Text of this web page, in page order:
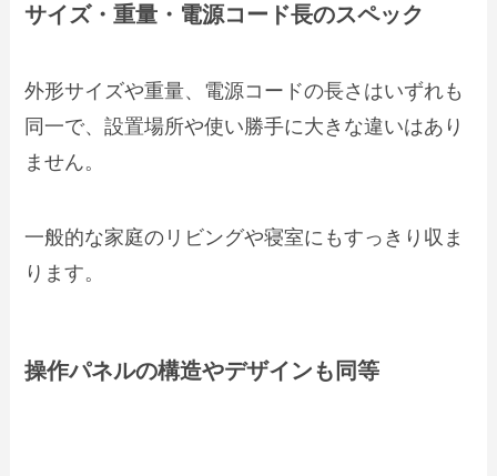
サイズ・重量・電源コード長のスペック
外形サイズや重量、電源コードの長さはいずれも
同一で、設置場所や使い勝手に大きな違いはあり
ません。
一般的な家庭のリビングや寝室にもすっきり収ま
ります。
操作パネルの構造やデザインも同等